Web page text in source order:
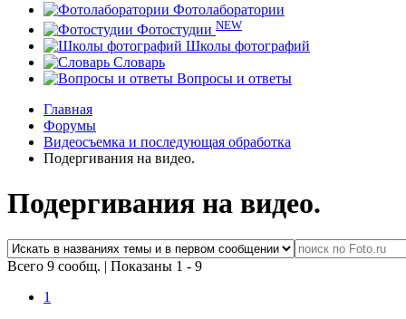
Фотолаборатории
Фотостудии NEW
Школы фотографий
Словарь
Вопросы и ответы
Главная
Форумы
Видеосъемка и последующая обработка
Подергивания на видео.
Подергивания на видео.
Всего 9 сообщ. | Показаны 1 - 9
1